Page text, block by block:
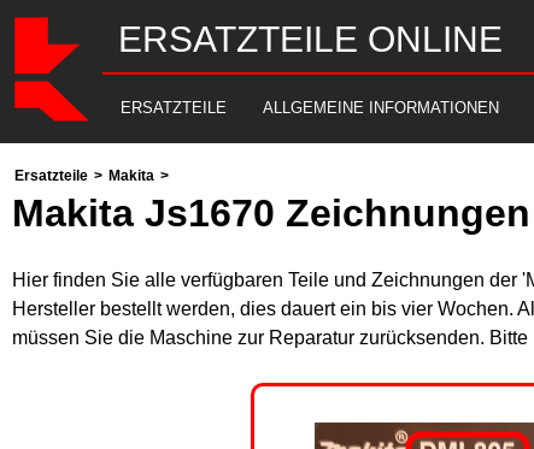
ERSATZTEILE ONLINE
ERSATZTEILE ALLGEMEINE INFORMATIONEN
Ersatzteile > Makita >
Makita Js1670
Hier finden Sie alle verfügbaren Teile und Zeichnungen der
Hersteller bestellt werden, dies dauert ein bis vier Wochen.
müssen Sie die Maschine zur Reparatur zurücksenden.